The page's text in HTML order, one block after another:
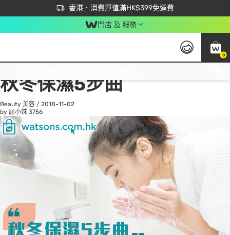
香港．消費淨值滿HK$399免運費
立即成為易賞錢會員盡享獨家優惠
首次APP下單買滿$450 輸入 NEWAPP 即減$50
門店 及 服務
0
All
秋冬保濕5步曲
Beauty 美容 / 2018-11-02
by 屈小妹 3756